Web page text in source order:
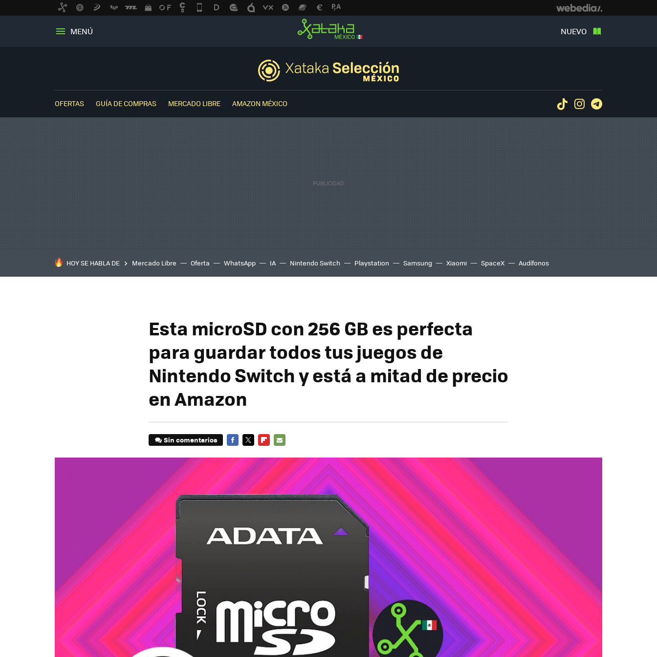
MENÚ NUEVO
OFERTAS GUÍA DE COMPRAS MERCADO LIBRE AMAZON MÉXICO TiktokInstagram
HOY SE HABLA DE Mercado Libre Oferta WhatsApp IA Nintendo Switch Playstation Samsung Xiaomi SpaceX Audífonos
Esta microSD con 256 GB es perfecta
para guardar todos tus juegos de
Nintendo Switch y está a mitad de precio
en Amazon
Sin comentarios
MAIL